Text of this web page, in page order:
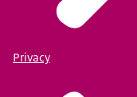
Privacy